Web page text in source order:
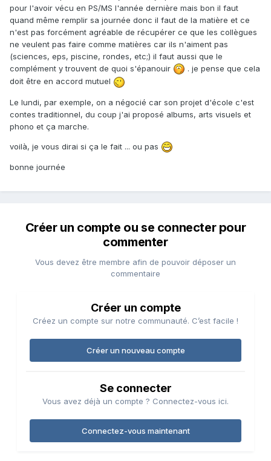
pour l'avoir vécu en PS/MS l'année dernière mais bon il faut
quand même remplir sa journée donc il faut de la matière et ce
n'est pas forcément agréable de récupérer ce que les collègues
ne veulent pas faire comme matières car ils n'aiment pas
(sciences, eps, piscine, rondes, etc;) il faut aussi que le
complément y trouvent de quoi s'épanouir
. je pense que cela
doit être en accord mutuel
Le lundi, par exemple, on a négocié car son projet d'école c'est
contes traditionnel, du coup j'ai proposé albums, arts visuels et
phono et ça marche.
voilà, je vous dirai si ça le fait ... ou pas
bonne journée
Créer un compte ou se connecter pour
commenter
Vous devez être membre afin de pouvoir déposer un
commentaire
Créer un compte
Créez un compte sur notre communauté. C’est facile !
Créer un nouveau compte
Se connecter
Vous avez déjà un compte ? Connectez-vous ici.
Connectez-vous maintenant